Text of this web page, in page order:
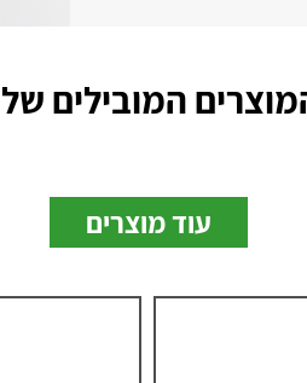
המובילים
עוד מוצרים